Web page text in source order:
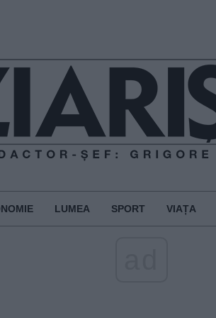
LUMEA SPORT VIAȚA